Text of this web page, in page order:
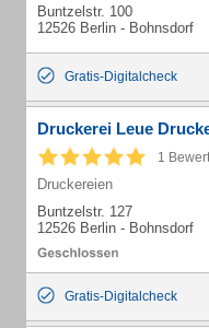
Buntzelstr. 100
12526 Berlin - Bohnsdorf
Gratis-Digitalcheck
Druckerei Leue
1
Druckereien
Buntzelstr. 127
12526 Berlin - Bohnsdorf
Gratis-Digitalcheck